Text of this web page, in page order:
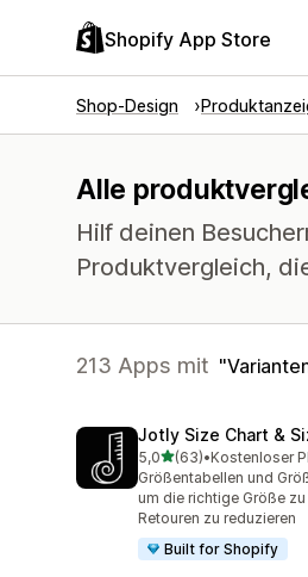
Shopify App Store
Shop-Design
Alle
Hilf deinen
Produktvergleich,
213 Apps mit
Jotly Size Chart &
5,0von 5 Sternen
(63)
63 Rezensionen
•Kostenloser
Größentabellen und
um die richtige Größe
Retouren zu reduzieren
Built for Shopify